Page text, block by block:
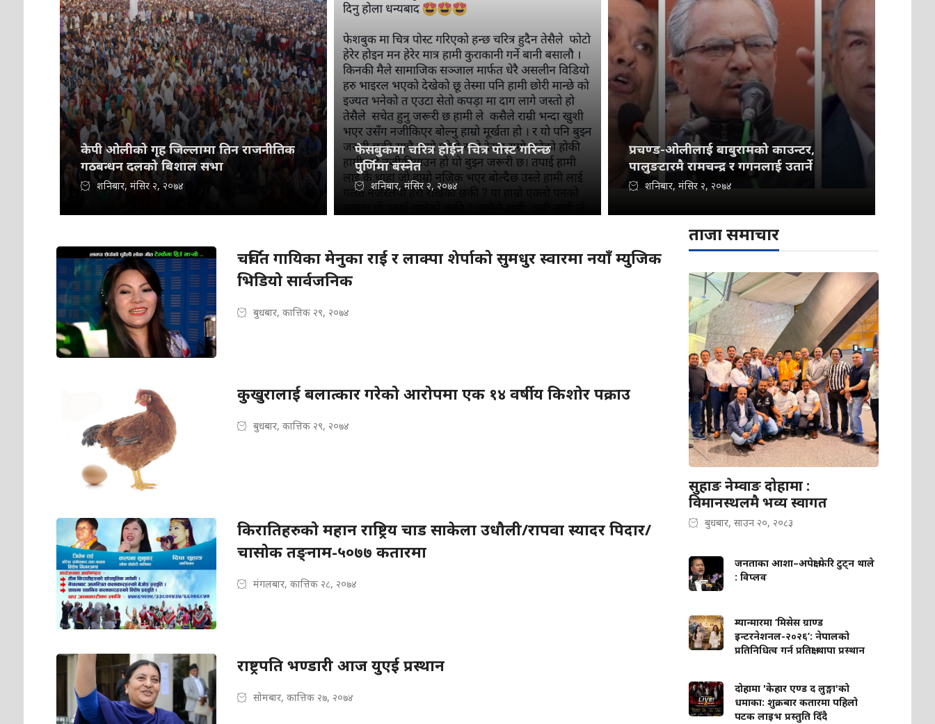
केपी ओलीको गृह जिल्लामा तिन राजनीतिक
गठबन्धन दलको बिशाल सभा
शनिबार, मंसिर २, २०७४
फेसबुकमा चरित्र होईन चित्र पोस्ट गरिन्छ
पुर्णिमा बस्नेत
शनिबार, मंसिर २, २०७४
प्रचण्ड-ओलीलाई बाबुरामको काउन्टर,
पालुङटारमै रामचन्द्र र गगनलाई उतार्ने
शनिबार, मंसिर २, २०७४
चर्चित गायिका मेनुका राई र लाक्पा शेर्पाको सुमधुर स्वारमा नयाँ म्युजिक
भिडियो सार्वजनिक
बुधबार, कात्तिक २९, २०७४
कुखुरालाई बलात्कार गरेको आरोपमा एक १४ वर्षीय किशोर पक्राउ
बुधबार, कात्तिक २९, २०७४
किरातिहरुको महान राष्ट्रिय चाड साकेला उधौली/रापवा स्यादर पिदार/
चासोक तङ्नाम-५०७७ कतारमा
मंगलबार, कात्तिक २८, २०७४
राष्ट्रपति भण्डारी आज युएई प्रस्थान
सोमबार, कात्तिक २७, २०७४
ताजा समाचार
सुहाङ नेम्वाङ दोहामा :
विमानस्थलमै भव्य स्वागत
बुधबार, साउन २०, २०८३
जनताका आशा–अपेक्षा फेरि टुट्न थाले
: विप्लव
म्यान्मारमा ‘मिसेस ग्राण्ड
इन्टरनेशनल-२०२६’: नेपालको
प्रतिनिधित्व गर्न प्रतिक्षा थापा प्रस्थान
दोहामा 'केहार एण्ड द लुङ्गा'को
धमाका: शुक्रबार कतारमा पहिलो
पटक लाइभ प्रस्तुति दिँदै